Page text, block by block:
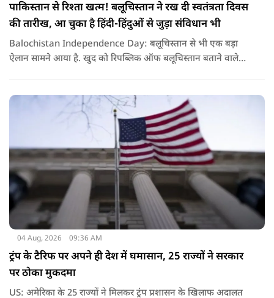
पाकिस्तान से रिश्ता खत्म! बलूचिस्तान ने रख दी स्वतंत्रता दिवस
की तारीख, आ चुका है हिंदी-हिंदुओं से जुड़ा संविधान भी
Balochistan Independence Day: बलूचिस्तान से भी एक बड़ा
ऐलान सामने आया है. खुद को रिपब्लिक ऑफ बलूचिस्तान बताने वाले
04 Aug, 2026 09:36 AM
ट्रंप के टैरिफ पर अपने ही देश में घमासान, 25 राज्यों ने सरकार
पर ठोका मुकदमा
US: अमेरिका के 25 राज्यों ने मिलकर ट्रंप प्रशासन के खिलाफ अदालत